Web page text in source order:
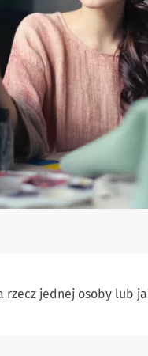
jednej osoby lub